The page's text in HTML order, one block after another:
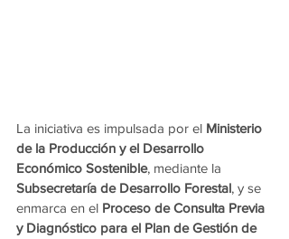
La iniciativa es impulsada por el Ministerio
de la Producción y el Desarrollo
Económico Sostenible, mediante la
Subsecretaría de Desarrollo Forestal, y se
enmarca en el Proceso de Consulta Previa
y Diagnóstico para el Plan de Gestión de